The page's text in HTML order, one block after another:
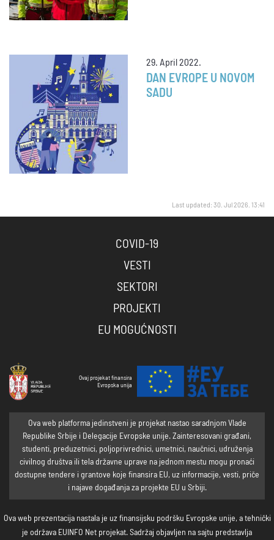
29. April 2022.
DAN EVROPE U NOVOM
SADU
Last updated: 30. Jul 2026. 13:41
COVID-19
VESTI
SEKTORI
PROJEKTI
EU MOGUĆNOSTI
Ovaj projekat finansira
Evropska unija
Ova web platforma jedinstveni je projekat nastao saradnjom Vlade
Republike Srbije i Delegacije Evropske unije. Zainteresovani građani,
studenti, preduzetnici, poljoprivrednici, umetnici, naučnici, udruženja
civilnog društva ili tela državne uprave na jednom mestu mogu pronaći
dostupne tendere i grantove koje finansira EU, uz informacije, vesti, priče
i najave događanja za projekte EU u Srbiji.
Ova web prezentacija nastala je uz finansijsku podršku Evropske unije, a tehnički
je održava EUINFO Net projekat. Sadržaj objavljen na sajtu predstavlja